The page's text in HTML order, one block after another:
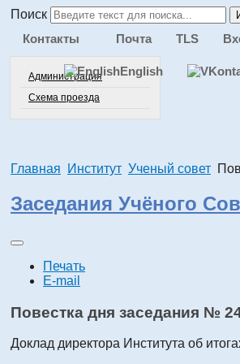
Поиск
Контакты
Администрация
Схема проезда
Почта TLS
English
Главная Институт Ученый совет
Заседания Учёного
Печать
E-mail
Повестка дня заседания №
Доклад директора Института об